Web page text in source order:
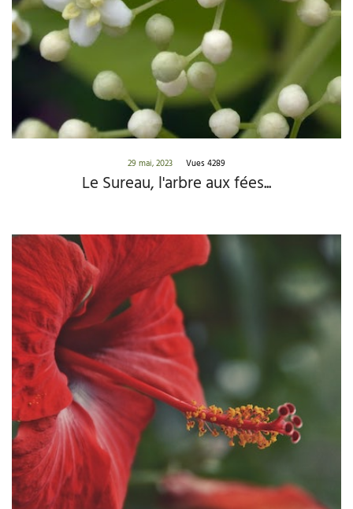
29 mai, 2023 Vues 4289
Le Sureau, l'arbre aux fées...